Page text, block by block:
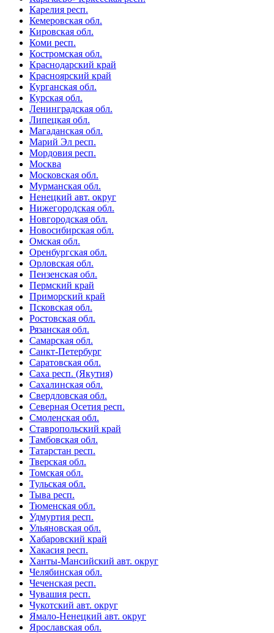
Карелия респ.
Кемеровская обл.
Кировская обл.
Коми респ.
Костромская обл.
Краснодарский край
Красноярский край
Курганская обл.
Курская обл.
Ленинградская обл.
Липецкая обл.
Магаданская обл.
Марий Эл респ.
Мордовия респ.
Москва
Московская обл.
Мурманская обл.
Ненецкий авт. округ
Нижегородская обл.
Новгородская обл.
Новосибирская обл.
Омская обл.
Оренбургская обл.
Орловская обл.
Пензенская обл.
Пермский край
Приморский край
Псковская обл.
Ростовская обл.
Рязанская обл.
Самарская обл.
Санкт-Петербург
Саратовская обл.
Саха респ. (Якутия)
Сахалинская обл.
Свердловская обл.
Северная Осетия респ.
Смоленская обл.
Ставропольский край
Тамбовская обл.
Татарстан респ.
Тверская обл.
Томская обл.
Тульская обл.
Тыва респ.
Тюменская обл.
Удмуртия респ.
Ульяновская обл.
Хабаровский край
Хакасия респ.
Ханты-Мансийский авт. округ
Челябинская обл.
Чеченская респ.
Чувашия респ.
Чукотский авт. округ
Ямало-Ненецкий авт. округ
Ярославская обл.